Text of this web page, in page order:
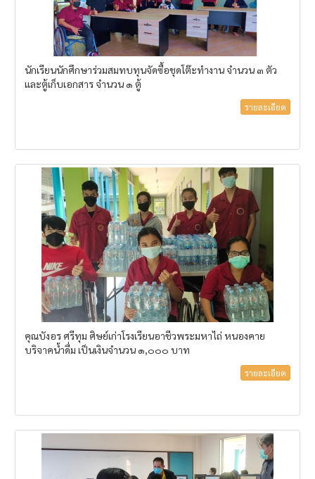
นักเรียนนักศึกษาร่วมสมทบทุนจัดซื้อชุดโต๊ะทำงาน จำนวน ๓ ตัว
และตู้เก็บเอกสาร จำนวน ๑ ตู้
รายละเอียด
คุณบังอร ศรีทุม ศิษย์เก่าโรงเรียนอาชีวพระมหาไถ่ หนองคาย
บริจาคน้ำดื่ม เป็นเงินจำนวน ๑,๐๐๐ บาท
รายละเอียด